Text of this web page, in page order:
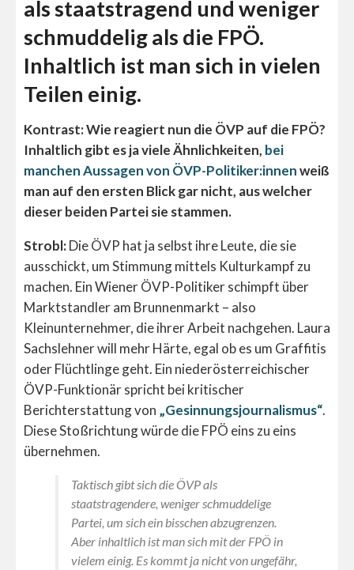
als staatstragend und weniger
schmuddelig als die FPÖ.
Inhaltlich ist man sich in vielen
Teilen einig.
Kontrast: Wie reagiert nun die ÖVP auf die FPÖ?
Inhaltlich gibt es ja viele Ähnlichkeiten, bei
manchen Aussagen von ÖVP-Politiker:innenweiß
man auf den ersten Blick gar nicht, aus welcher
dieser beiden Partei sie stammen.
Strobl:Die ÖVP hat ja selbst ihre Leute, die sie
ausschickt, um Stimmung mittels Kulturkampf zu
machen. Ein Wiener ÖVP-Politiker schimpft über
Marktstandler am Brunnenmarkt – also
Kleinunternehmer, die ihrer Arbeit nachgehen. Laura
Sachslehner will mehr Härte, egal ob es um Graffitis
oder Flüchtlinge geht. Ein niederösterreichischer
ÖVP-Funktionär spricht bei kritischer
Berichterstattung von „Gesinnungsjournalismus“.
Diese Stoßrichtung würde die FPÖ eins zu eins
übernehmen.
Taktisch gibt sich die ÖVP als
staatstragendere, weniger schmuddelige
Partei, um sich ein bisschen abzugrenzen.
Aber inhaltlich ist man sich mit der FPÖ in
vielem einig. Es kommt ja nicht von ungefähr,